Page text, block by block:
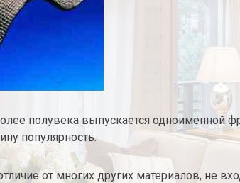
полувека выпускается одноимённой
популярность.
от многих других материалов, не